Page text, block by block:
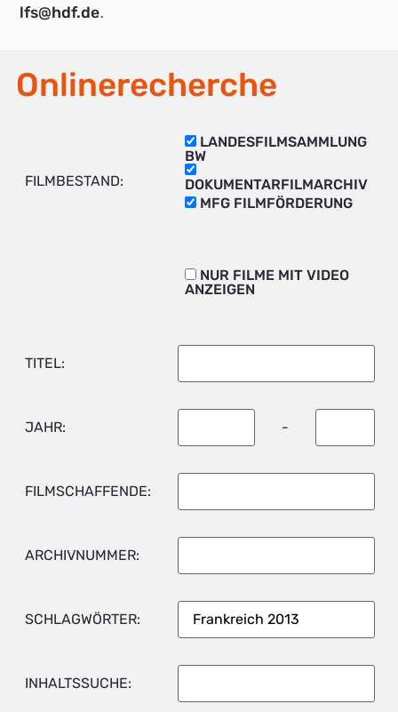
lfs@hdf.de.
Onlinerecherche
FILMBESTAND:
LANDESFILMSAMMLUNG
BW
DOKUMENTARFILMARCHIV
MFG FILMFÖRDERUNG
NUR FILME MIT VIDEO
ANZEIGEN
TITEL:
JAHR: -
FILMSCHAFFENDE:
ARCHIVNUMMER:
SCHLAGWÖRTER:
INHALTSSUCHE: